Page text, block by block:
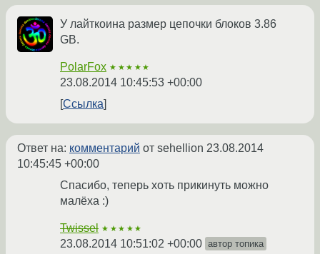
У лайткоина размер цепочки блоков 3.86
GB.
PolarFox ★★★★★
23.08.2014 10:45:53 +00:00
Ссылка
Ответ на: комментарий от sehellion 23.08.2014
10:45:45 +00:00
Спасибо, теперь хоть прикинуть можно
малёха :)
Twissel ★★★★★
23.08.2014 10:51:02 +00:00 автор топика